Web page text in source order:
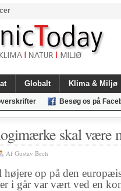
Globalt Klima & Miljø
Besøg os på
skal være
Af Gustav Bech
op på den
i går var vært ved en